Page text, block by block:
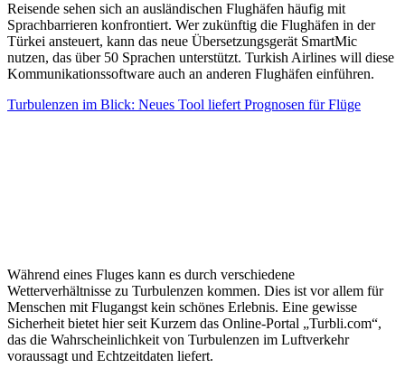
Reisende sehen sich an ausländischen Flughäfen häufig mit
Sprachbarrieren konfrontiert. Wer zukünftig die Flughäfen in der
Türkei ansteuert, kann das neue Übersetzungsgerät SmartMic
nutzen, das über 50 Sprachen unterstützt. Turkish Airlines will diese
Kommunikationssoftware auch an anderen Flughäfen einführen.
Turbulenzen im Blick: Neues Tool liefert Prognosen für Flüge
Während eines Fluges kann es durch verschiedene
Wetterverhältnisse zu Turbulenzen kommen. Dies ist vor allem für
Menschen mit Flugangst kein schönes Erlebnis. Eine gewisse
Sicherheit bietet hier seit Kurzem das Online-Portal „Turbli.com“,
das die Wahrscheinlichkeit von Turbulenzen im Luftverkehr
voraussagt und Echtzeitdaten liefert.